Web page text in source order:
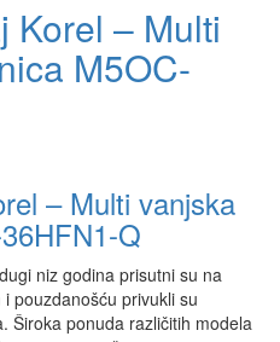
Korel – Multi
M5OC-
– Multi vanjska
Q
niz godina prisutni su na
pouzdanošću privukli su
Široka ponuda različitih modela